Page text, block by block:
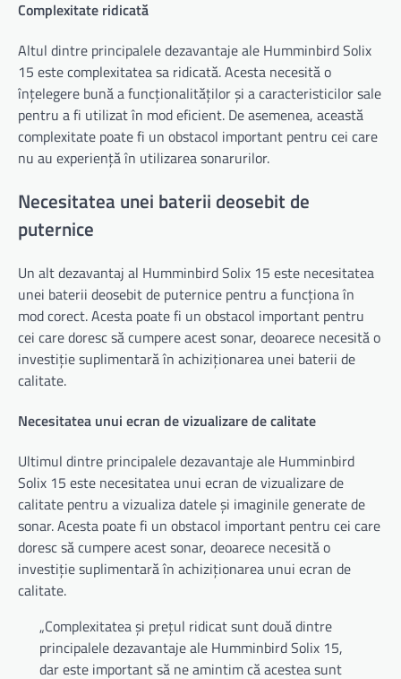
Complexitate ridicată
Altul dintre principalele dezavantaje ale Humminbird Solix
15 este complexitatea sa ridicată. Acesta necesită o
înțelegere bună a funcționalităților și a caracteristicilor sale
pentru a fi utilizat în mod eficient. De asemenea, această
complexitate poate fi un obstacol important pentru cei care
nu au experiență în utilizarea sonarurilor.
Necesitatea unei baterii deosebit de
puternice
Un alt dezavantaj al Humminbird Solix 15 este necesitatea
unei baterii deosebit de puternice pentru a funcționa în
mod corect. Acesta poate fi un obstacol important pentru
cei care doresc să cumpere acest sonar, deoarece necesită o
investiție suplimentară în achiziționarea unei baterii de
calitate.
Necesitatea unui ecran de vizualizare de calitate
Ultimul dintre principalele dezavantaje ale Humminbird
Solix 15 este necesitatea unui ecran de vizualizare de
calitate pentru a vizualiza datele și imaginile generate de
sonar. Acesta poate fi un obstacol important pentru cei care
doresc să cumpere acest sonar, deoarece necesită o
investiție suplimentară în achiziționarea unui ecran de
calitate.
„Complexitatea și prețul ridicat sunt două dintre
principalele dezavantaje ale Humminbird Solix 15,
dar este important să ne amintim că acestea sunt